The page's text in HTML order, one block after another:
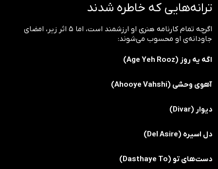
ترانه‌هایی که خاطره شدند
اگرچه تمام کارنامه هنری او ارزشمند است، اما ۵ اثر زیر، امضای
جاودانه‌ی او محسوب می‌شوند:
اگه یه روز (Age Yeh Rooz)
آهوی وحشی (Ahooye Vahshi)
دیوار (Divar)
دل اسیره (Del Asire)
دست‌های تو (Dasthaye To)